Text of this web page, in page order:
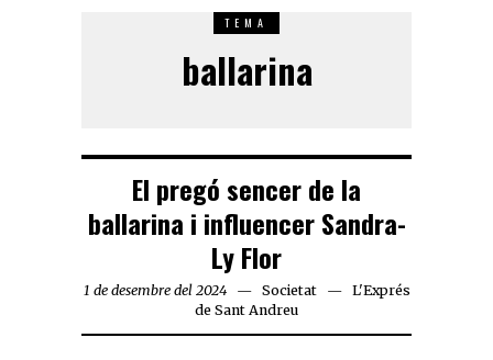
TEMA
ballarina
El pregó sencer de la
ballarina i influencer Sandra-
Ly Flor
1 de desembre del 2024 Societat
L'Exprés
de Sant Andreu